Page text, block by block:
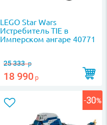
LEGO Star Wars
Истребитель TIE в
Имперском ангаре 40771
25 333р
18 990 р